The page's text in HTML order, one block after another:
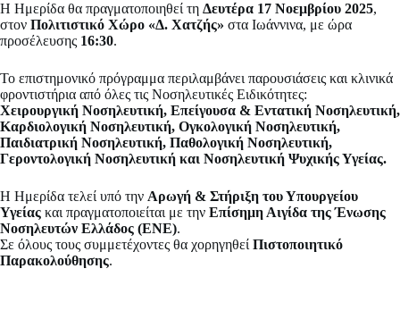
Η Ημερίδα θα πραγματοποιηθεί τη Δευτέρα 17 Νοεμβρίου 2025,
στον Πολιτιστικό Χώρο «Δ. Χατζής» στα Ιωάννινα, με ώρα
προσέλευσης 16:30.
Το επιστημονικό πρόγραμμα περιλαμβάνει παρουσιάσεις και κλινικά
φροντιστήρια από όλες τις Νοσηλευτικές Ειδικότητες:
Χειρουργική Νοσηλευτική, Επείγουσα & Εντατική Νοσηλευτική,
Καρδιολογική Νοσηλευτική, Ογκολογική Νοσηλευτική,
Παιδιατρική Νοσηλευτική, Παθολογική Νοσηλευτική,
Γεροντολογική Νοσηλευτική και Νοσηλευτική Ψυχικής Υγείας.
Η Ημερίδα τελεί υπό την Αρωγή & Στήριξη του Υπουργείου
Υγείας και πραγματοποιείται με την Επίσημη Αιγίδα της Ένωσης
Νοσηλευτών Ελλάδος (ΕΝΕ).
Σε όλους τους συμμετέχοντες θα χορηγηθεί Πιστοποιητικό
Παρακολούθησης.